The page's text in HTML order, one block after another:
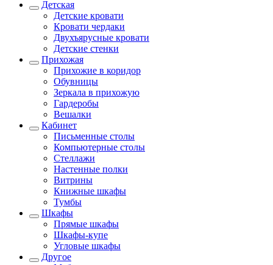
Детская
Детские кровати
Кровати чердаки
Двухъярусные кровати
Детские стенки
Прихожая
Прихожие в коридор
Обувницы
Зеркала в прихожую
Гардеробы
Вешалки
Кабинет
Письменные столы
Компьютерные столы
Стеллажи
Настенные полки
Витрины
Книжные шкафы
Тумбы
Шкафы
Прямые шкафы
Шкафы-купе
Угловые шкафы
Другое